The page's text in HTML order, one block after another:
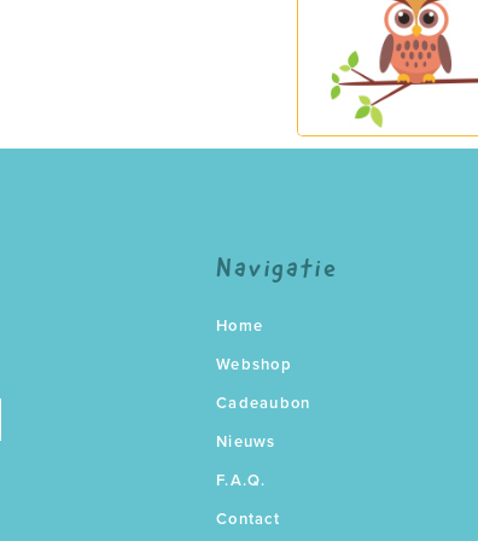
Navigatie
Home
Webshop
Cadeaubon
Nieuws
F.A.Q.
Contact